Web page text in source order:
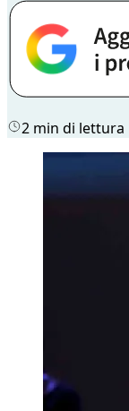
2 min di lettura